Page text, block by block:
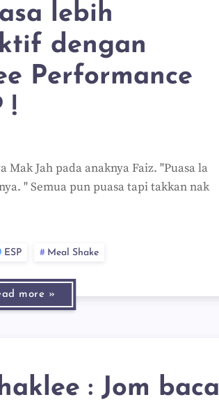
lebih
dengan
Performance
!
Mak Jah pada anaknya Faiz. "Puasa la
" Semua pun puasa tapi takkan nak
ESP Meal Shake
more »
: Jom baca